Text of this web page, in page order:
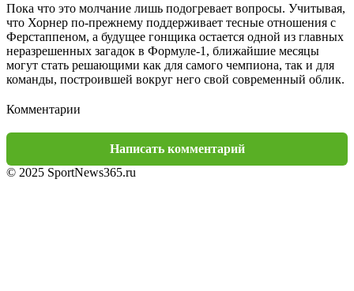
Пока что это молчание лишь подогревает вопросы. Учитывая,
что Хорнер по-прежнему поддерживает тесные отношения с
Ферстаппеном, а будущее гонщика остается одной из главных
неразрешенных загадок в Формуле-1, ближайшие месяцы
могут стать решающими как для самого чемпиона, так и для
команды, построившей вокруг него свой современный облик.
Комментарии
Написать комментарий
© 2025 SportNews365.ru